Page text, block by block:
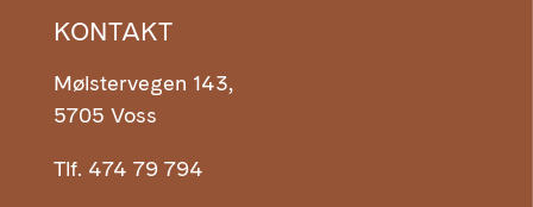
KONTAKT
Mølstervegen 143,
5705 Voss
Tlf. 474 79 794